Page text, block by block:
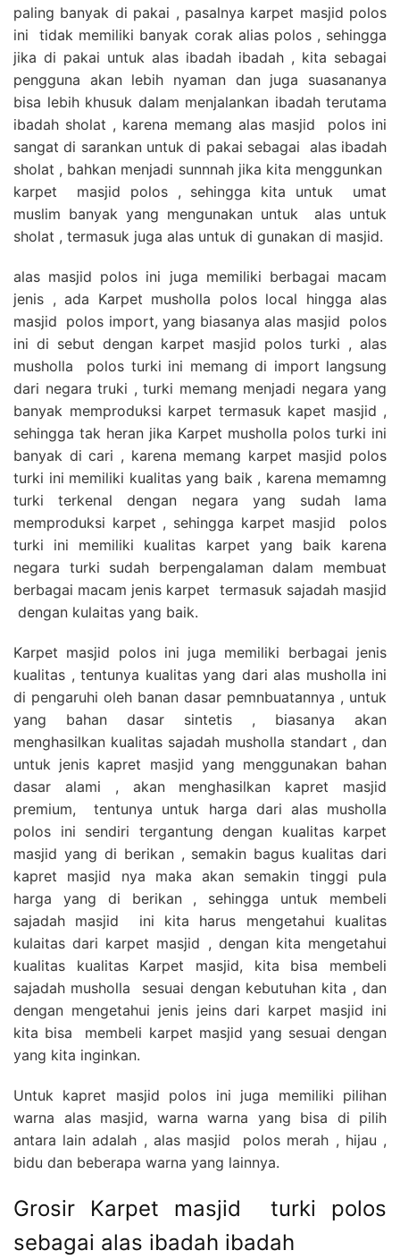
paling banyak di pakai , pasalnya karpet masjid polos
ini tidak memiliki banyak corak alias polos , sehingga
jika di pakai untuk alas ibadah ibadah , kita sebagai
pengguna akan lebih nyaman dan juga suasananya
bisa lebih khusuk dalam menjalankan ibadah terutama
ibadah sholat , karena memang alas masjid polos ini
sangat di sarankan untuk di pakai sebagai alas ibadah
sholat , bahkan menjadi sunnnah jika kita menggunkan
karpet masjid polos , sehingga kita untuk umat
muslim banyak yang mengunakan untuk alas untuk
sholat , termasuk juga alas untuk di gunakan di masjid.
alas masjid polos ini juga memiliki berbagai macam
jenis , ada Karpet musholla polos local hingga alas
masjid polos import, yang biasanya alas masjid polos
ini di sebut dengan karpet masjid polos turki , alas
musholla polos turki ini memang di import langsung
dari negara truki , turki memang menjadi negara yang
banyak memproduksi karpet termasuk kapet masjid ,
sehingga tak heran jika Karpet musholla polos turki ini
banyak di cari , karena memang karpet masjid polos
turki ini memiliki kualitas yang baik , karena memamng
turki terkenal dengan negara yang sudah lama
memproduksi karpet , sehingga karpet masjid polos
turki ini memiliki kualitas karpet yang baik karena
negara turki sudah berpengalaman dalam membuat
berbagai macam jenis karpet termasuk sajadah masjid
dengan kulaitas yang baik.
Karpet masjid polos ini juga memiliki berbagai jenis
kualitas , tentunya kualitas yang dari alas musholla ini
di pengaruhi oleh banan dasar pemnbuatannya , untuk
yang bahan dasar sintetis , biasanya akan
menghasilkan kualitas sajadah musholla standart , dan
untuk jenis kapret masjid yang menggunakan bahan
dasar alami , akan menghasilkan kapret masjid
premium, tentunya untuk harga dari alas musholla
polos ini sendiri tergantung dengan kualitas karpet
masjid yang di berikan , semakin bagus kualitas dari
kapret masjid nya maka akan semakin tinggi pula
harga yang di berikan , sehingga untuk membeli
sajadah masjid ini kita harus mengetahui kualitas
kulaitas dari karpet masjid , dengan kita mengetahui
kualitas kualitas Karpet masjid, kita bisa membeli
sajadah musholla sesuai dengan kebutuhan kita , dan
dengan mengetahui jenis jeins dari karpet masjid ini
kita bisa membeli karpet masjid yang sesuai dengan
yang kita inginkan.
Untuk kapret masjid polos ini juga memiliki pilihan
warna alas masjid, warna warna yang bisa di pilih
antara lain adalah , alas masjid polos merah , hijau ,
bidu dan beberapa warna yang lainnya.
Grosir Karpet masjid turki polos
sebagai alas ibadah ibadah